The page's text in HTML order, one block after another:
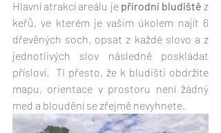
Hlavní atrakcí areálu je přírodní bludiště z
keřů, ve kterém je vašim úkolem najít 6
dřevěných soch, opsat z každé slovo a z
jednotlivých slov následně poskládat
přísloví.  TI přesto, že k bludišti obdržíte
mapu, orientace v prostoru není žádný
med a bloudění se zřejmě nevyhnete.